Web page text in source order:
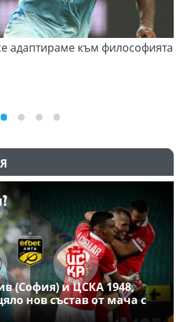
адаптираме към философията
(София) и ЦСКА 1948,
нов състав от мача с